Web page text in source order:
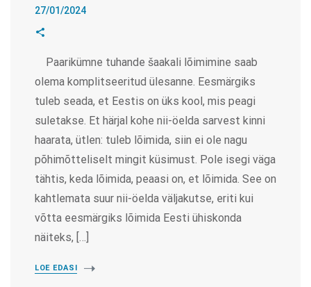
27/01/2024
Paarikümne tuhande šaakali lõimimine saab
olema komplitseeritud ülesanne. Eesmärgiks
tuleb seada, et Eestis on üks kool, mis peagi
suletakse. Et härjal kohe nii-öelda sarvest kinni
haarata, ütlen: tuleb lõimida, siin ei ole nagu
põhimõtteliselt mingit küsimust. Pole isegi väga
tähtis, keda lõimida, peaasi on, et lõimida. See on
kahtlemata suur nii-öelda väljakutse, eriti kui
võtta eesmärgiks lõimida Eesti ühiskonda
näiteks, […]
LOE EDASI